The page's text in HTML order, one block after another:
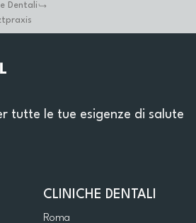
Dentali
tutte le tue esigenze di salute
CLINICHE DENTALI
Roma